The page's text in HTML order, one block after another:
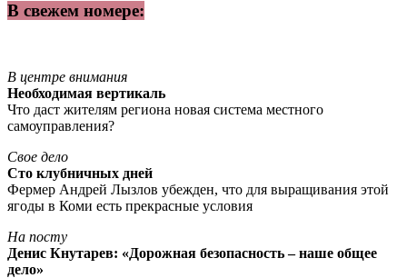
В свежем номере:
В центре внимания
Необходимая вертикаль
Что даст жителям региона новая система местного
самоуправления?
Свое дело
Сто клубничных дней
Фермер Андрей Лызлов убежден, что для выращивания этой
ягоды в Коми есть прекрасные условия
На посту
Денис Кнутарев: «Дорожная безопасность – наше общее
дело»